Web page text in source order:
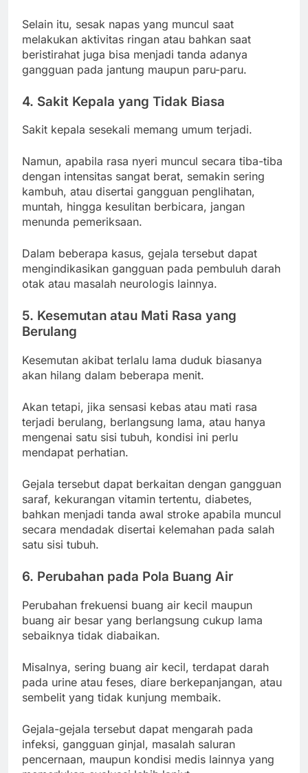
Selain itu, sesak napas yang muncul saat
melakukan aktivitas ringan atau bahkan saat
beristirahat juga bisa menjadi tanda adanya
gangguan pada jantung maupun paru-paru.
4. Sakit Kepala yang Tidak Biasa
Sakit kepala sesekali memang umum terjadi.
Namun, apabila rasa nyeri muncul secara tiba-tiba
dengan intensitas sangat berat, semakin sering
kambuh, atau disertai gangguan penglihatan,
muntah, hingga kesulitan berbicara, jangan
menunda pemeriksaan.
Dalam beberapa kasus, gejala tersebut dapat
mengindikasikan gangguan pada pembuluh darah
otak atau masalah neurologis lainnya.
5. Kesemutan atau Mati Rasa yang
Berulang
Kesemutan akibat terlalu lama duduk biasanya
akan hilang dalam beberapa menit.
Akan tetapi, jika sensasi kebas atau mati rasa
terjadi berulang, berlangsung lama, atau hanya
mengenai satu sisi tubuh, kondisi ini perlu
mendapat perhatian.
Gejala tersebut dapat berkaitan dengan gangguan
saraf, kekurangan vitamin tertentu, diabetes,
bahkan menjadi tanda awal stroke apabila muncul
secara mendadak disertai kelemahan pada salah
satu sisi tubuh.
6. Perubahan pada Pola Buang Air
Perubahan frekuensi buang air kecil maupun
buang air besar yang berlangsung cukup lama
sebaiknya tidak diabaikan.
Misalnya, sering buang air kecil, terdapat darah
pada urine atau feses, diare berkepanjangan, atau
sembelit yang tidak kunjung membaik.
Gejala-gejala tersebut dapat mengarah pada
infeksi, gangguan ginjal, masalah saluran
pencernaan, maupun kondisi medis lainnya yang